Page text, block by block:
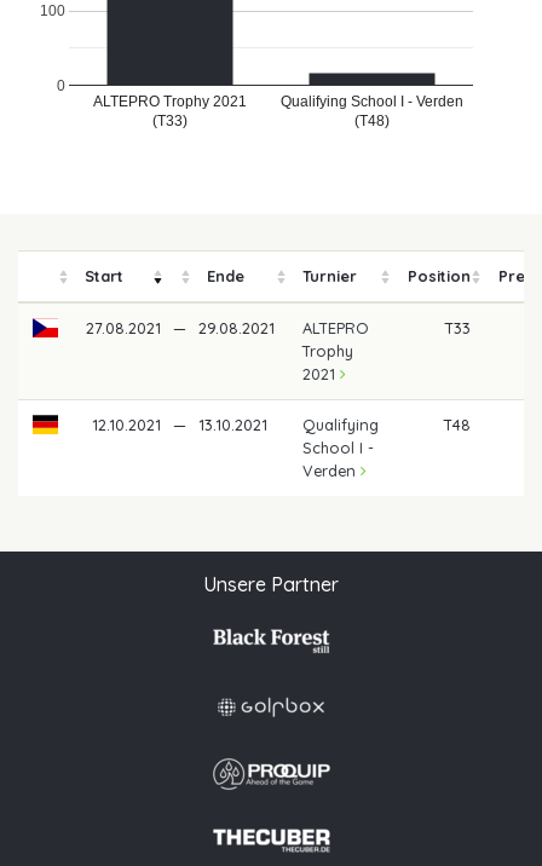
ALTEPRO Trophy 2021
(T33)
Qualifying School I - Verden
(T48)
0
100
Start Ende Turnier Position
27.08.2021 — 29.08.2021
ALTEPRO
Trophy
2021
T33
12.10.2021 — 13.10.2021
Qualifying
School I -
Verden
T48
Unsere Partner